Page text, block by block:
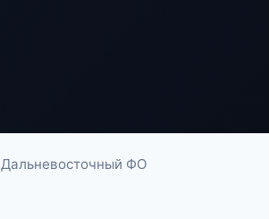
Дальневосточный ФО